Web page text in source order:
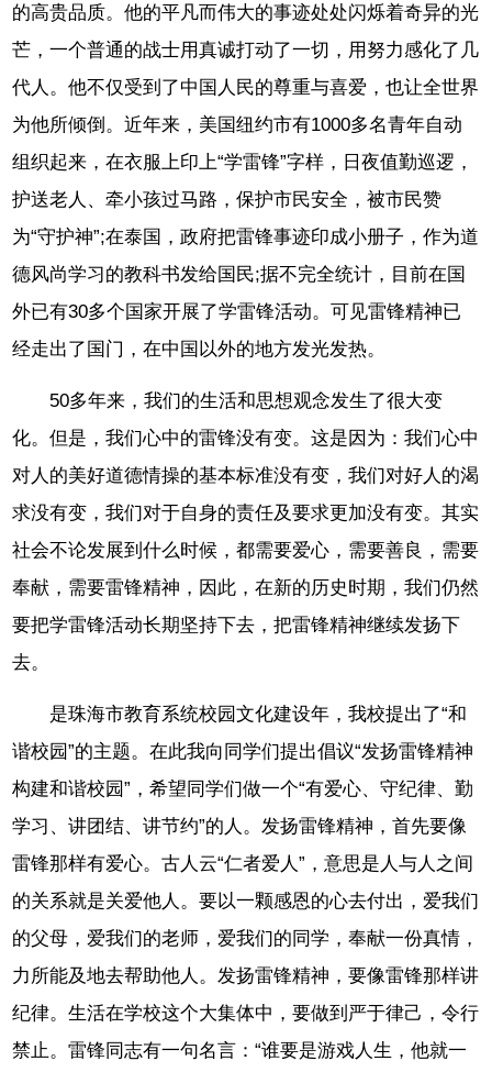
的高贵品质。他的平凡而伟大的事迹处处闪烁着奇异的光
芒，一个普通的战士用真诚打动了一切，用努力感化了几
代人。他不仅受到了中国人民的尊重与喜爱，也让全世界
为他所倾倒。近年来，美国纽约市有1000多名青年自动
组织起来，在衣服上印上“学雷锋”字样，日夜值勤巡逻，
护送老人、牵小孩过马路，保护市民安全，被市民赞
为“守护神”;在泰国，政府把雷锋事迹印成小册子，作为道
德风尚学习的教科书发给国民;据不完全统计，目前在国
外已有30多个国家开展了学雷锋活动。可见雷锋精神已
经走出了国门，在中国以外的地方发光发热。
50多年来，我们的生活和思想观念发生了很大变
化。但是，我们心中的雷锋没有变。这是因为：我们心中
对人的美好道德情操的基本标准没有变，我们对好人的渴
求没有变，我们对于自身的责任及要求更加没有变。其实
社会不论发展到什么时候，都需要爱心，需要善良，需要
奉献，需要雷锋精神，因此，在新的历史时期，我们仍然
要把学雷锋活动长期坚持下去，把雷锋精神继续发扬下
去。
是珠海市教育系统校园文化建设年，我校提出了“和
谐校园”的主题。在此我向同学们提出倡议“发扬雷锋精神
构建和谐校园”，希望同学们做一个“有爱心、守纪律、勤
学习、讲团结、讲节约”的人。发扬雷锋精神，首先要像
雷锋那样有爱心。古人云“仁者爱人”，意思是人与人之间
的关系就是关爱他人。要以一颗感恩的心去付出，爱我们
的父母，爱我们的老师，爱我们的同学，奉献一份真情，
力所能及地去帮助他人。发扬雷锋精神，要像雷锋那样讲
纪律。生活在学校这个大集体中，要做到严于律己，令行
禁止。雷锋同志有一句名言：“谁要是游戏人生，他就一